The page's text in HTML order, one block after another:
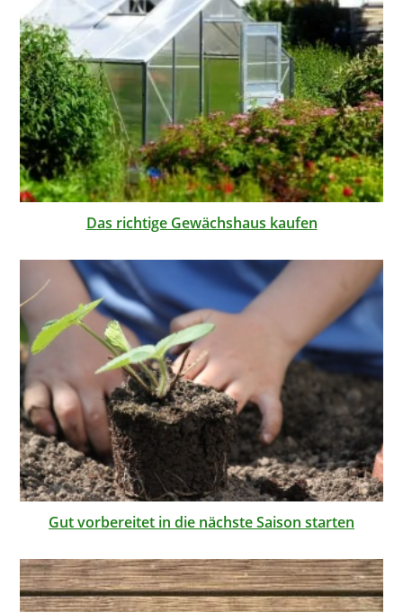
Das richtige Gewächshaus kaufen
Gut vorbereitet in die nächste Saison starten